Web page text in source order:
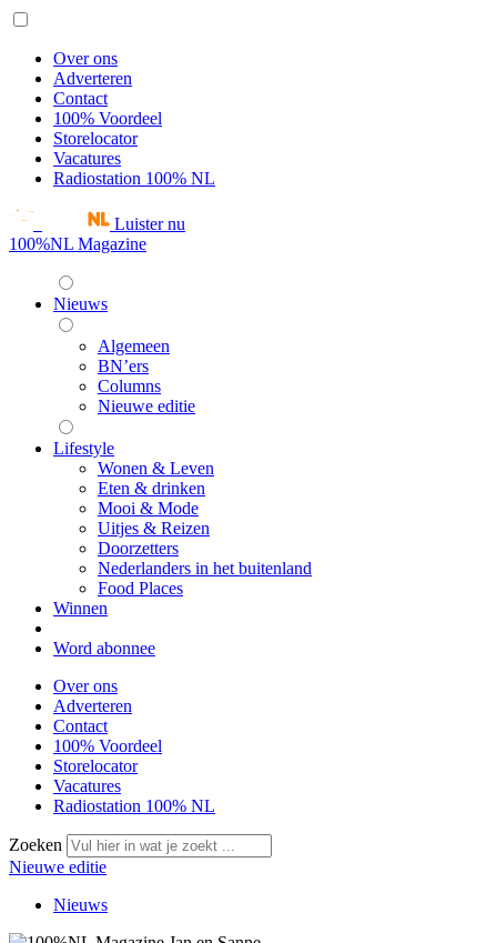
Over ons
Adverteren
Contact
100% Voordeel
Storelocator
Vacatures
Radiostation 100% NL
Luister nu
100%NL Magazine
Nieuws
Algemeen
BN’ers
Columns
Nieuwe editie
Lifestyle
Wonen & Leven
Eten & drinken
Mooi & Mode
Uitjes & Reizen
Doorzetters
Nederlanders in het buitenland
Food Places
Winnen
Word abonnee
Over ons
Adverteren
Contact
100% Voordeel
Storelocator
Vacatures
Radiostation 100% NL
Zoeken
Nieuwe editie
Nieuws